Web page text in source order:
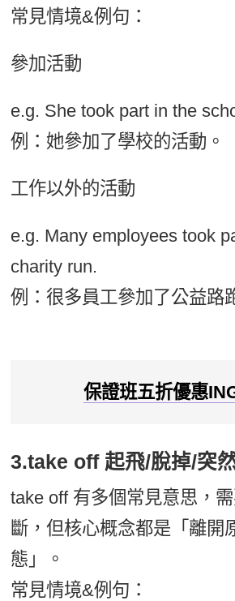
常見情境&例句：
參加活動
e.g. She took part in the
例：她參加了學校的活動。
工作以外的活動
e.g. Many employees took
charity run.
例：很多員工參加了公益路
保證班五折優惠
3.take off 起飛/脫掉/突
take off 有多個常見意思，
斷，但核心概念都是「離開
態」。
常見情境&例句：